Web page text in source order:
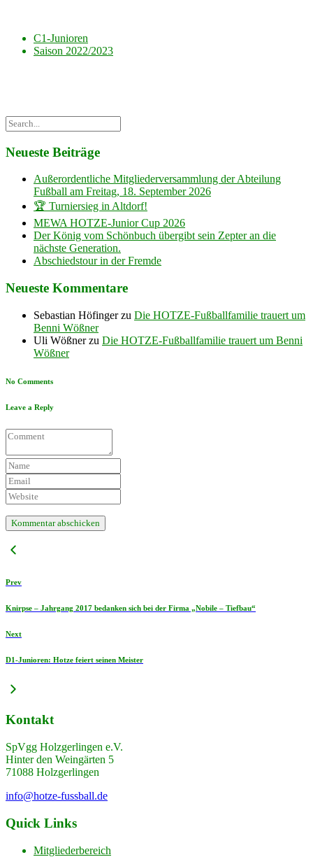
C1-Junioren
Saison 2022/2023
Neueste Beiträge
Außerordentliche Mitgliederversammlung der Abteilung
Fußball am Freitag, 18. September 2026
🏆 Turniersieg in Altdorf!
MEWA HOTZE-Junior Cup 2026
Der König vom Schönbuch übergibt sein Zepter an die
nächste Generation.
Abschiedstour in der Fremde
Neueste Kommentare
Sebastian Höfingerzu Die HOTZE-Fußballfamilie trauert um
Benni Wößner
Uli Wößnerzu Die HOTZE-Fußballfamilie trauert um Benni
Wößner
No Comments
Leave a Reply
Prev
Knirpse – Jahrgang 2017 bedanken sich bei der Firma „Nobile – Tiefbau“
Next
D1-Junioren: Hotze feiert seinen Meister
Kontakt
SpVgg Holzgerlingen e.V.
Hinter den Weingärten 5
71088 Holzgerlingen
info@hotze-fussball.de
Quick Links
Mitgliederbereich